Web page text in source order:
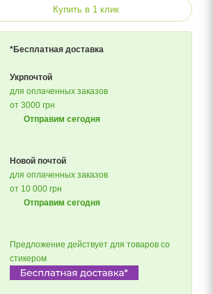
Купить в 1 клик
*Бесплатная доставка
Укрпочтой
для оплаченных заказов
от 3000 грн
Отправим сегодня
Новой почтой
для оплаченных заказов
от 10 000 грн
Отправим сегодня
Предложение действует для товаров со
стикером